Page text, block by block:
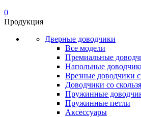
0
Продукция
Дверные доводчики
Все модели
Премиальные
Напольные
Врезные доводчики
Доводчики со
Пружинные
Пружинные петли
Аксессуары